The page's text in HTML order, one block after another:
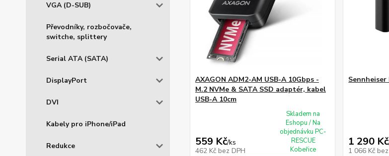
VGA (D-SUB)
Převodníky, rozbočovače,
switche, splittery
Serial ATA (SATA)
DisplayPort
DVI
Kabely pro iPhone/iPad
Redukce
AXAGON ADM2-AM USB-A 10Gbps -
M.2 NVMe & SATA SSD adaptér, kabel
USB-A 10cm
559 Kč/ks
462 Kč bez DPH
Skladem na
Eshopu / Na
objednávku PC-
RESCUE
Kobeřice
Sennheiser
1 290 Kč
1 066 Kč